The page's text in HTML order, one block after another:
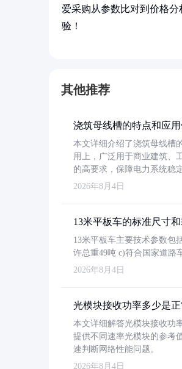
爱采购从参数比对到价格
验！
其他推荐
浇筑母线槽的特点和应
本文详细介绍了浇筑母线槽
用上，广泛用于商业建筑、
的高要求，保障电力系统稳
2026年8月4日
13米平板车的标准尺寸
13米平板车主要技术参数包
许总重49吨 c)符合国家道路
2026年8月4日
光模块接收功率多少是正
本文详细解答光模块接收功
提供不同速率光模块的参考
速判断网络性能问题。
2026年8月4日